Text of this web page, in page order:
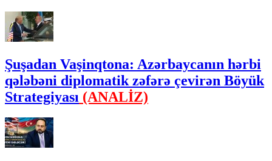
Şuşadan Vaşinqtona: Azərbaycanın hərbi
qələbəni diplomatik zəfərə çevirən Böyük
Strategiyası (ANALİZ)